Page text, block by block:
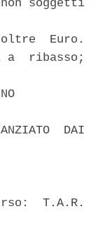
soggetti
Euro.
a  ribasso;
DAI
T.A.R.